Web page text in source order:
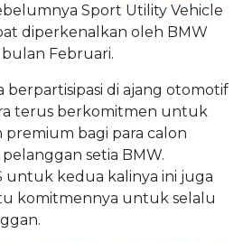
Sport Utility Vehicle
diperkenalkan oleh BMW
Februari.
di ajang otomotif
terus berkomitmen untuk
bagi para calon
setia BMW.
untuk kedua kalinya ini juga
komitmennya untuk selalu